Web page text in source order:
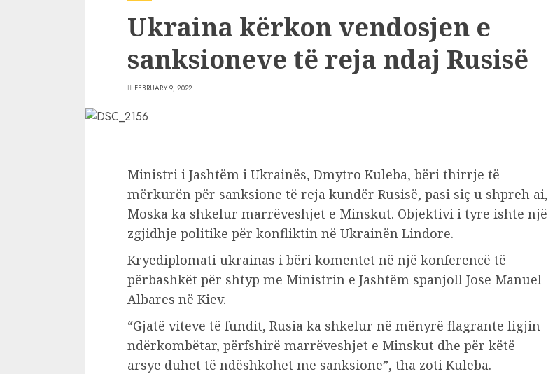
Ukraina kërkon vendosjen e
sanksioneve të reja ndaj Rusisë
FEBRUARY 9, 2022
Ministri i Jashtëm i Ukrainës, Dmytro Kuleba, bëri thirrje të
mërkurën për sanksione të reja kundër Rusisë, pasi siç u shpreh ai,
Moska ka shkelur marrëveshjet e Minskut. Objektivi i tyre ishte një
zgjidhje politike për konfliktin në Ukrainën Lindore.
Kryediplomati ukrainas i bëri komentet në një konferencë të
përbashkët për shtyp me Ministrin e Jashtëm spanjoll Jose Manuel
Albares në Kiev.
“Gjatë viteve të fundit, Rusia ka shkelur në mënyrë flagrante ligjin
ndërkombëtar, përfshirë marrëveshjet e Minskut dhe për këtë
arsye duhet të ndëshkohet me sanksione”, tha zoti Kuleba.